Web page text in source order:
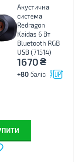
Акустична
система
Redragon
Kaidas 6 Вт
Bluetooth RGB
USB (71514)
1670₴
+80 балів